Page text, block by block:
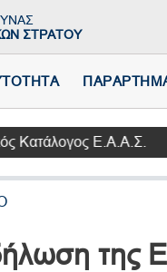
ΣΤΡΑΤΟΥ
Ε.Α.Α.Σ.
της